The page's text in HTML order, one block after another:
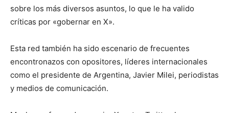
sobre los más diversos asuntos, lo que le ha valido
críticas por «gobernar en X».
Esta red también ha sido escenario de frecuentes
encontronazos con opositores, líderes internacionales
como el presidente de Argentina, Javier Milei, periodistas
y medios de comunicación.